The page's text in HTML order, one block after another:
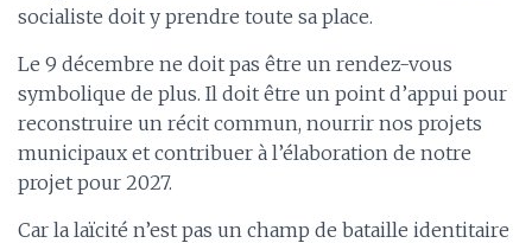
socialiste doit y prendre toute sa place.
Le 9 décembre ne doit pas être un rendez-vous
symbolique de plus. Il doit être un point d’appui pour
reconstruire un récit commun, nourrir nos projets
municipaux et contribuer à l’élaboration de notre
projet pour 2027.
Car la laïcité n’est pas un champ de bataille identitaire